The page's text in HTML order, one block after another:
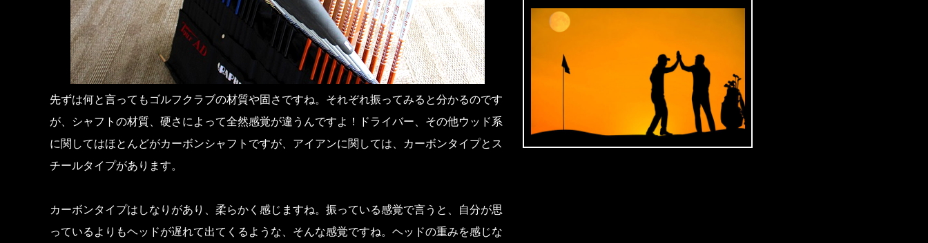
先ずは何と言ってもゴルフクラブの材質や固さですね。それぞれ振ってみると分かるのです
が、シャフトの材質、硬さによって全然感覚が違うんですよ！ドライバー、その他ウッド系
に関してはほとんどがカーボンシャフトですが、アイアンに関しては、カーボンタイプとス
チールタイプがあります。
カーボンタイプはしなりがあり、柔らかく感じますね。振っている感覚で言うと、自分が思
っているよりもヘッドが遅れて出てくるような、そんな感覚ですね。ヘッドの重みを感じな